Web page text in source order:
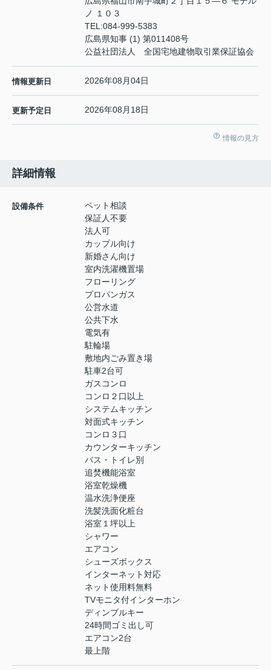
ノ １０３
TEL:084-999-5383
広島県知事 (1) 第011408号
公益社団法人 全国宅地建物取引業保証協会
情報更新日 2026年08月04日
更新予定日 2026年08月18日
情報の見方
詳細情報
設備条件
ペット相談
保証人不要
法人可
カップル向け
新婚さん向け
室内洗濯機置場
フローリング
プロパンガス
公営水道
公共下水
電気有
駐輪場
敷地内ごみ置き場
駐車2台可
ガスコンロ
コンロ２口以上
システムキッチン
対面式キッチン
コンロ３口
カウンターキッチン
バス・トイレ別
追焚機能浴室
浴室乾燥機
温水洗浄便座
洗髪洗面化粧台
浴室１坪以上
シャワー
エアコン
シューズボックス
インターネット対応
ネット使用料無料
TVモニタ付インターホン
ディンプルキー
24時間ゴミ出し可
エアコン2台
最上階